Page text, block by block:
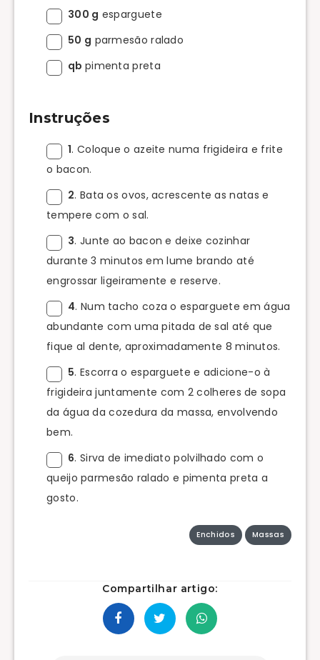
300 g esparguete
50 g parmesão ralado
qb pimenta preta
Instruções
1. Coloque o azeite numa frigideira e frite
o bacon.
2. Bata os ovos, acrescente as natas e
tempere com o sal.
3. Junte ao bacon e deixe cozinhar
durante 3 minutos em lume brando até
engrossar ligeiramente e reserve.
4. Num tacho coza o esparguete em água
abundante com uma pitada de sal até que
fique al dente, aproximadamente 8 minutos.
5. Escorra o esparguete e adicione-o à
frigideira juntamente com 2 colheres de sopa
da água da cozedura da massa, envolvendo
bem.
6. Sirva de imediato polvilhado com o
queijo parmesão ralado e pimenta preta a
gosto.
Enchidos Massas
Compartilhar artigo: